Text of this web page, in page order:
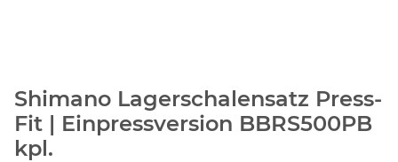
Shimano Lagerschalensatz Press-
Fit | Einpressversion BBRS500PB
kpl.